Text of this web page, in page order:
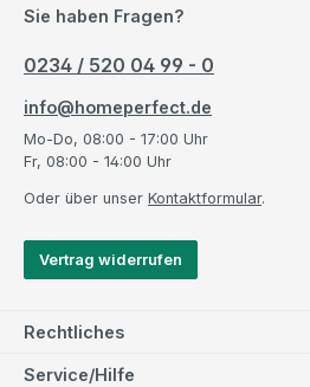
Sie haben Fragen?
0234 / 520 04 99 - 0
info@homeperfect.de
Mo-Do, 08:00 - 17:00 Uhr
Fr, 08:00 - 14:00 Uhr
Oder über unser Kontaktformular.
Vertrag widerrufen
Rechtliches
Service/Hilfe